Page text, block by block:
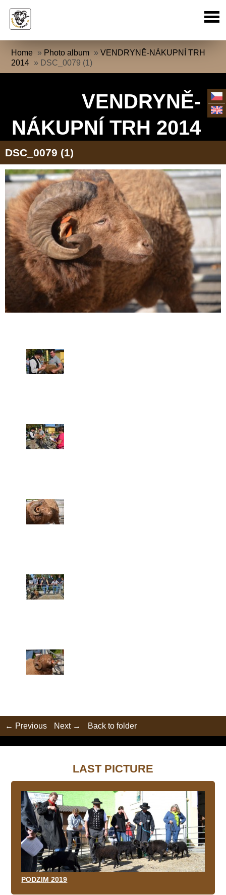
Home » Photo album »VENDRYNĚ-NÁKUPNÍ TRH
2014 » DSC_0079 (1)
VENDRYNĚ-
NÁKUPNÍ TRH 2014
DSC_0079 (1)
← Previous Next → Back to folder
LAST PICTURE
PODZIM 2019